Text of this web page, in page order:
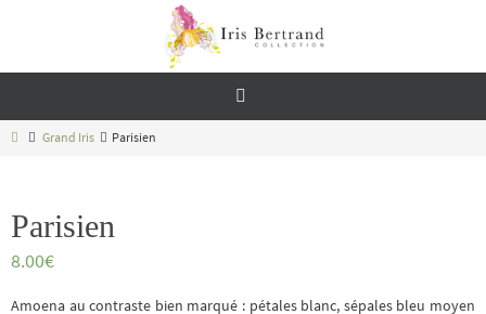
contenu
HomeGrand Iris Parisien
Parisien
8.00€
Amoena au contraste bien marqué : pétales blanc, sépales bleu moyen